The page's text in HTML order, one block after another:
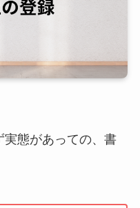
実態があっての、書